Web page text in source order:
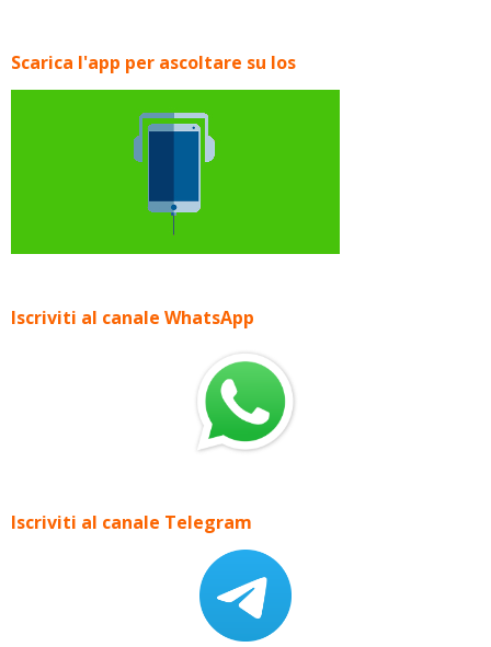
Scarica l'app per ascoltare su Ios
Iscriviti al canale WhatsApp
Iscriviti al canale Telegram